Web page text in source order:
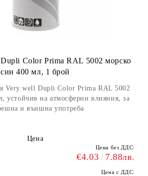
Color Prima RAL 5002 морско
син 400 мл, 1 брой
Very well Dupli Color Prima RAL 5002
устойчив на атмосферни влияния, за
и външна употреба
Цена
Цена без ДДС:
€4.03 7.88лв.
Цена с ДДС: